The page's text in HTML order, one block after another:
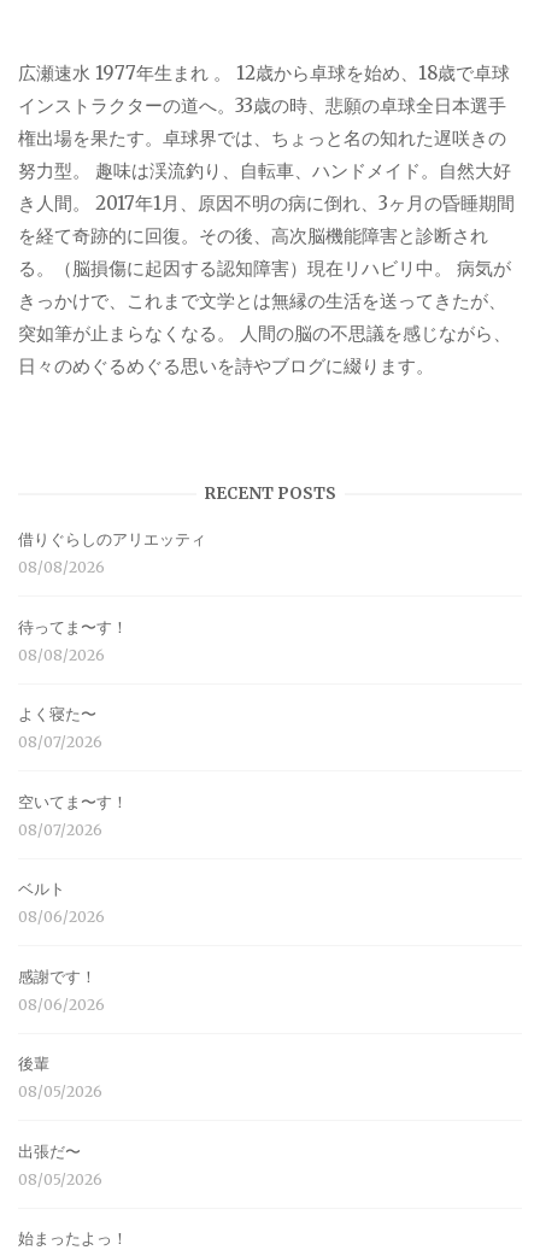
広瀬速水 1977年生まれ 。 12歳から卓球を始め、18歳で卓球
インストラクターの道へ。33歳の時、悲願の卓球全日本選手
権出場を果たす。卓球界では、ちょっと名の知れた遅咲きの
努力型。 趣味は渓流釣り、自転車、ハンドメイド。自然大好
き人間。 2017年1月、原因不明の病に倒れ、3ヶ月の昏睡期間
を経て奇跡的に回復。その後、高次脳機能障害と診断され
る。（脳損傷に起因する認知障害）現在リハビリ中。 病気が
きっかけで、これまで文学とは無縁の生活を送ってきたが、
突如筆が止まらなくなる。 人間の脳の不思議を感じながら、
日々のめぐるめぐる思いを詩やブログに綴ります。
RECENT POSTS
借りぐらしのアリエッティ
08/08/2026
待ってま〜す！
08/08/2026
よく寝た〜
08/07/2026
空いてま〜す！
08/07/2026
ベルト
08/06/2026
感謝です！
08/06/2026
後輩
08/05/2026
出張だ〜
08/05/2026
始まったよっ！